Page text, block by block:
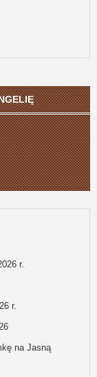
r.
r.
na Jasną